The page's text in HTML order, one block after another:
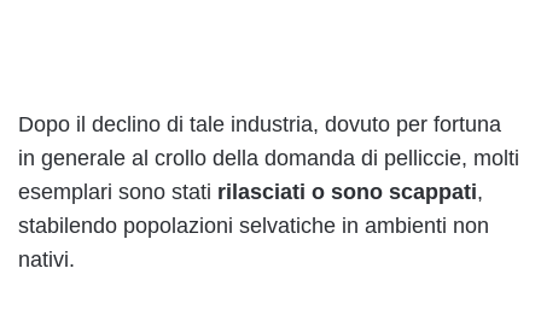
Dopo il declino di tale industria, dovuto per fortuna
in generale al crollo della domanda di pelliccie, molti
esemplari sono stati rilasciati o sono scappati,
stabilendo popolazioni selvatiche in ambienti non
nativi.